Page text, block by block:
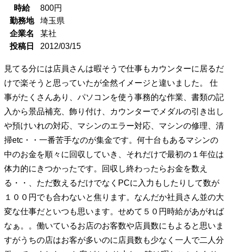
時給
800円
勤務地
埼玉県
企業名
某社
投稿日
2012/03/15
見てる分には店員さんは暇そうで仕事もカウンターに居るだ
けで楽そうと思っていたが全然イメージと違いました。 仕
事がたくさんあり、パソコンを使う事務的な作業、書類の記
入から景品補充、飾り付け、カウンターでメダルの引き出し
や預けいれの対応、マシンのエラー対応、マシンの修理、清
掃etc・・一番苦手なのが集金です。何十台もあるマシンの
中のお金を順々に回収していき、それだけで最初の１年位は
体力的にきつかったです。回収し終わったらお金を数え
る・・、ただ数えるだけでなくPCに入力もしたりして数が
１００円でも合わないと焦ります。なんだか社員さん並の大
変な仕事だといつも思います。せめて５０円時給があがれば
なぁ。。働いているお店のお客数や店員数にもよると思いま
すがうちの店はお客が多いのに店員数も少なく一人で二人分